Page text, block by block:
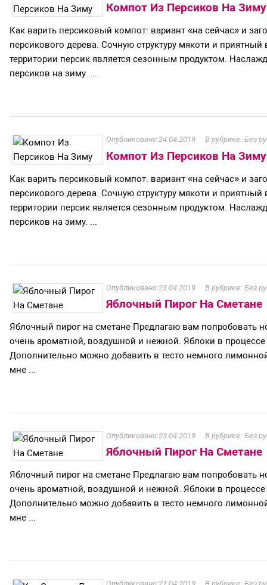
Компот Из Персиков На Зиму
Как варить персиковый компот: вариант «на сейчас» и
персикового дерева. Сочную структуру мякоти и
территории персик является сезонным продуктом.
персиков на зиму. ...
24.04.2019 Без
Компот Из Персиков На Зиму
Как варить персиковый компот: вариант «на сейчас» и
персикового дерева. Сочную структуру мякоти и
территории персик является сезонным продуктом.
персиков на зиму. ...
23.04.2019 Без
Яблочный Пирог На Сметане
Яблочный пирог на сметане Предлагаю вам попробовать
очень ароматной, воздушной и нежной. Яблоки в
Дополнительно можно добавить в тесто немного
мне ...
23.04.2019 Без
Яблочный Пирог На Сметане
Яблочный пирог на сметане Предлагаю вам попробовать
очень ароматной, воздушной и нежной. Яблоки в
Дополнительно можно добавить в тесто немного
мне ...